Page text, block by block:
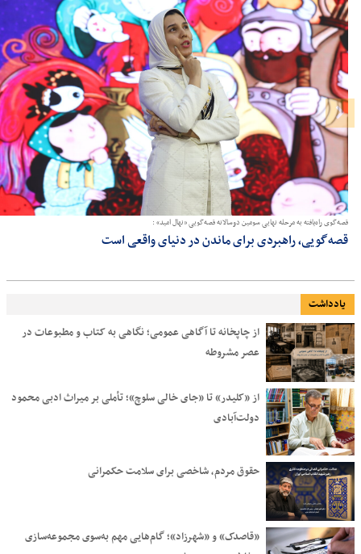
قصه‌گوی راه‌یافته به مرحله نهایی سومین دوسالانه قصه‌گویی «نهال امید» :
قصه‌گویی، راهبردی برای ماندن در دنیای واقعی است
یادداشت
از چاپخانه تا آگاهی عمومی؛ نگاهی به کتاب و مطبوعات در
عصر مشروطه
از «کلیدر» تا «جای خالی سلوچ»؛ تأملی بر میراث ادبی محمود
دولت‌آبادی
حقوق مردم، شاخصی برای سلامت حکمرانی
«قاصدک» و «شهرزاد»؛ گام‌هایی مهم به‌سوی مجموعه‌سازی